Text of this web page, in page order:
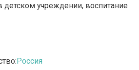
учреждении, воспитание
Россия